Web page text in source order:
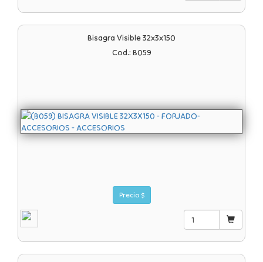
Bisagra Visible 32x3x150
Cod.: B059
Precio $